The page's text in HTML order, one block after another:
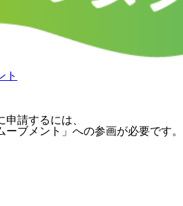
ト
申請するには、
ブメント」への参画が必要です。